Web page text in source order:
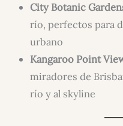
City Botanic
río, perfectos para
urbano
Kangaroo Point
miradores de
río y al skyline